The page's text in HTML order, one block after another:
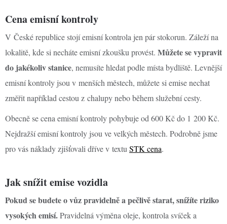
Cena emisní kontroly
V České republice stojí emisní kontrola jen pár stokorun. Záleží na
lokalitě, kde si necháte emisní zkoušku provést. Můžete se vypravit
do jakékoliv stanice, nemusíte hledat podle místa bydliště. Levnější
emisní kontroly jsou v menších městech, můžete si emise nechat
změřit například cestou z chalupy nebo během služební cesty.
Obecně se cena emisní kontroly pohybuje od 600 Kč do 1 200 Kč.
Nejdražší emisní kontroly jsou ve velkých městech. Podrobně jsme
pro vás náklady zjišťovali dříve v textu STK cena.
Jak snížit emise vozidla
Pokud se budete o vůz pravidelně a pečlivě starat, snížíte riziko
vysokých emisí.Pravidelná výměna oleje, kontrola svíček a